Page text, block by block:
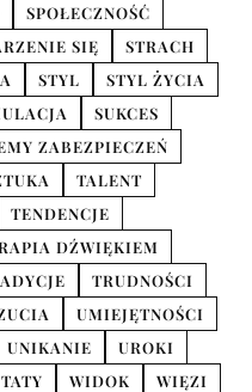
SPOŁECZNOŚĆ
SIĘ
STRACH
STYL
STYL ŻYCIA
SUKCES
ZABEZPIECZEŃ
TALENT
TENDENCJE
DŹWIĘKIEM
TRUDNOŚCI
UMIEJĘTNOŚCI
UNIKANIE
UROKI
WIDOK
WIĘZI